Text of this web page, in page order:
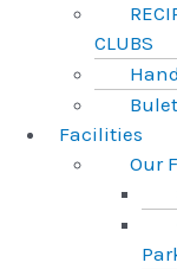
CLUBS
Facilities
Our